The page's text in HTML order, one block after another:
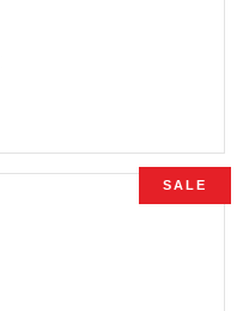
SALE